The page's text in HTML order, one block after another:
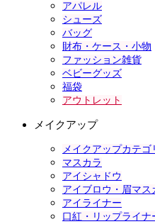
アパレル
シューズ
バッグ
財布・ケース・小物
ファッション雑貨
ベビーグッズ
福袋
アウトレット
メイクアップ
メイクアップカテゴ
マスカラ
アイシャドウ
アイブロウ・眉マス
アイライナー
口紅・リップライナ